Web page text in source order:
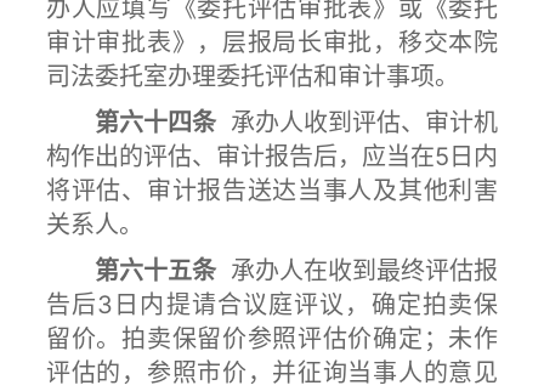
办人应填写《委托评估审批表》或《委托
审计审批表》，层报局长审批，移交本院
司法委托室办理委托评估和审计事项。
第六十四条 承办人收到评估、审计机
构作出的评估、审计报告后，应当在5日内
将评估、审计报告送达当事人及其他利害
关系人。
第六十五条 承办人在收到最终评估报
告后3日内提请合议庭评议，确定拍卖保
留价。拍卖保留价参照评估价确定；未作
评估的，参照市价，并征询当事人的意见